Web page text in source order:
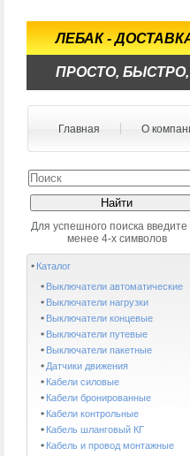
ЛЕБАК -
ПРОСТО,
Главная О
Для успешного поиска введите
менее 4-х символов
Каталог
Выключатели автоматические
Выключатели нагрузки
Выключатели концевые
Выключатели путевые
Выключатели пакетные
Датчики движения
Кабели силовые
Кабели бронированные
Кабели контрольные
Кабель шланговый КГ
Кабель и провод монтажные